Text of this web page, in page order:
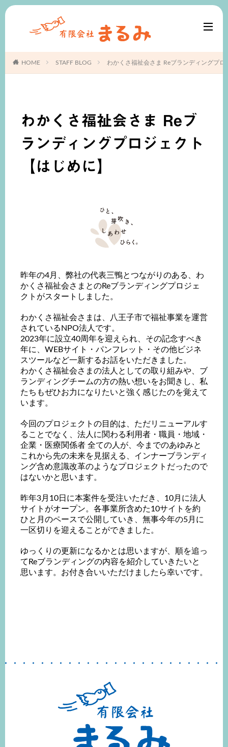
HOME STAFF BLOG わかくさ福祉会さま Reブランディングプ
わかくさ福祉会さま Reブ
ランディングプロジェクト
【はじめに】
昨年の4月、弊社の代表三鴨とつながりのある、 わ
かくさ福祉会さまとのReブランディングプロジェ
クトがスタートしました。
わかくさ福祉会さまは、八王子市で福祉事業を運営
されているNPO法人です。
2023年に設立40周年を迎えられ、その記念すべき
年に、WEBサイト・パンフレット・その他ビジネ
スツールなど一新するお話をいただきました。
わかくさ福祉会さまの法人としての取り組みや、ブ
ランディングチームの方の熱い想いをお聞きし、私
たちもぜひお力になりたいと強く感じたのを覚えて
います。
今回のプロジェクトの目的は、ただリニューアルす
ることでなく、法人に関わる利用者・職員・地域・
企業・医療関係者 全ての人が、今までのあゆみと
これから先の未来を見据える、インナーブランディ
ング含め意識改革のようなプロジェクトだったので
はないかと思います。
昨年3月10日に本案件を受注いただき、10月に法人
サイトがオープン。 各事業所含めた10サイトを約
ひと月のペースで公開していき、無事今年の5月に
一区切りを迎えることができました。
ゆっくりの更新になるかとは思いますが、 順を追っ
てReブランディングの内容を紹介していきたいと
思います。 お付き合いいただけましたら幸いです。